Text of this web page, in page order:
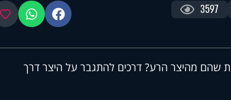
3597 פייסבוקווטסאפ
שהם מהיצר הרע? דרכים להתגבר על היצר דרך